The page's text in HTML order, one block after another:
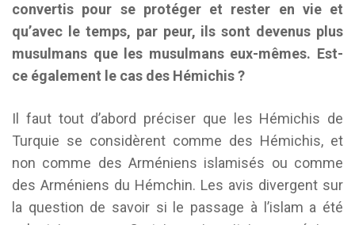
convertis pour se protéger et rester en vie et
qu’avec le temps, par peur, ils sont devenus plus
musulmans que les musulmans eux-mêmes. Est-
ce également le cas des Hémichis ?
Il faut tout d’abord préciser que les Hémichis de
Turquie se considèrent comme des Hémichis, et
non comme des Arméniens islamisés ou comme
des Arméniens du Hémchin. Les avis divergent sur
la question de savoir si le passage à l’islam a été